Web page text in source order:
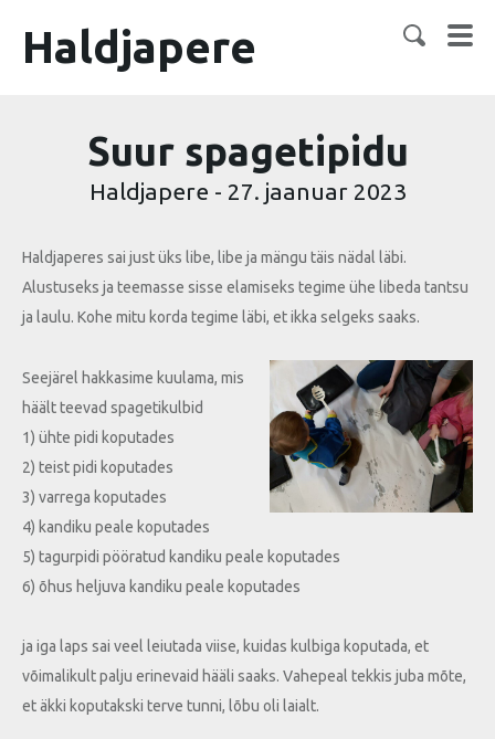
Haldjapere
Suur spagetipidu
Haldjapere - 27. jaanuar 2023
Haldjaperes sai just üks libe, libe ja mängu täis nädal läbi.
Alustuseks ja teemasse sisse elamiseks tegime ühe libeda tantsu
ja laulu. Kohe mitu korda tegime läbi, et ikka selgeks saaks.
Seejärel hakkasime kuulama, mis
häält teevad spagetikulbid
1) ühte pidi koputades
2) teist pidi koputades
3) varrega koputades
4) kandiku peale koputades
5) tagurpidi pööratud kandiku peale koputades
6) õhus heljuva kandiku peale koputades
ja iga laps sai veel leiutada viise, kuidas kulbiga koputada, et
võimalikult palju erinevaid hääli saaks. Vahepeal tekkis juba mõte,
et äkki koputakski terve tunni, lõbu oli laialt.